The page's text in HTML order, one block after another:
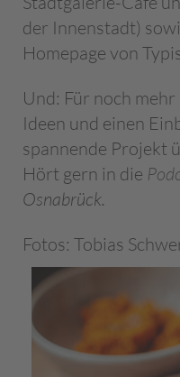
der Innenstadt)
Homepage von
Und: Für noch
Ideen und einen
spannende Projekt
Hört gern in die
Osnabrück.
Fotos: Tobias